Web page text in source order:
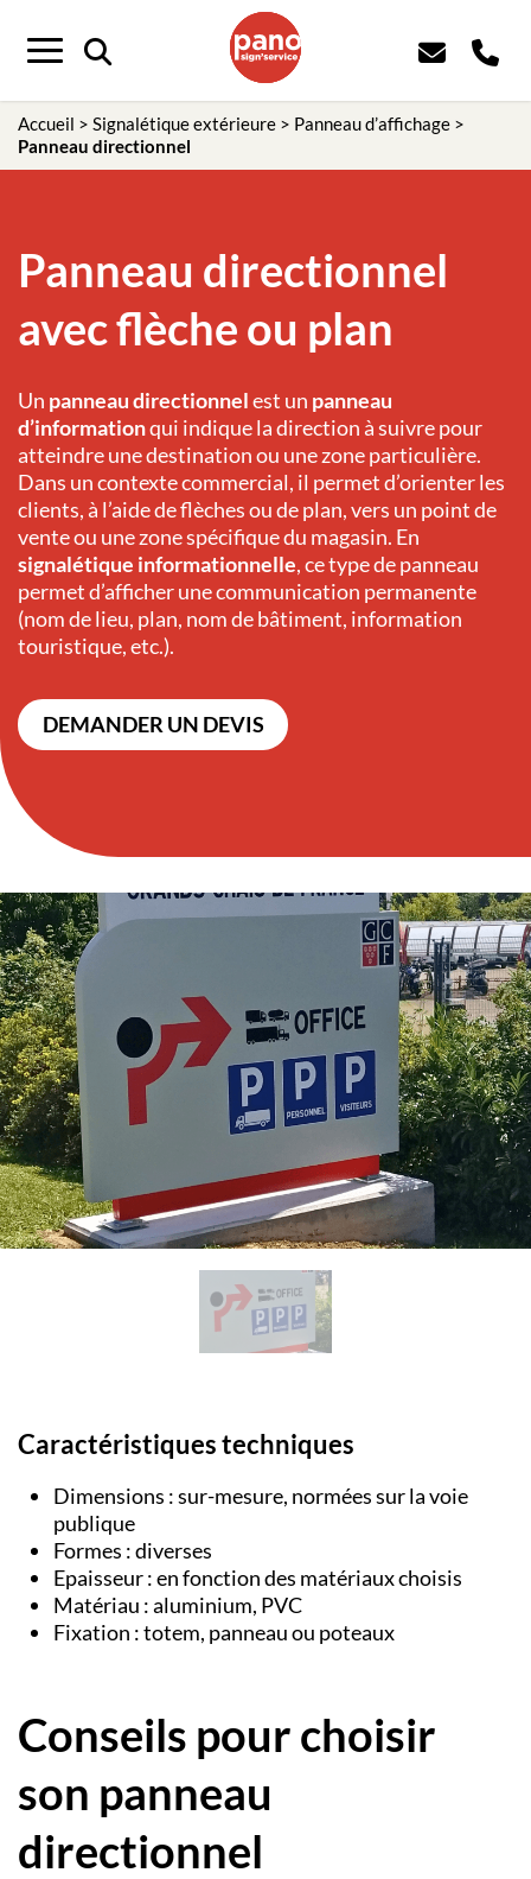
Menu
Accueil > Signalétique extérieure > Panneau d’affichage >
Panneau directionnel
Panneau directionnel
avec flèche ou plan
Un panneau directionnelest un panneau
d’informationqui indique la direction à suivre pour
atteindre une destination ou une zone particulière.
Dans un contexte commercial, il permet d’orienter les
clients, à l’aide de flèches ou de plan, vers un point de
vente ou une zone spécifique du magasin. En
signalétique informationnelle, ce type de panneau
permet d’afficher une communication permanente
(nom de lieu, plan, nom de bâtiment, information
touristique, etc.).
DEMANDER UN DEVIS
Caractéristiques techniques
Dimensions : sur-mesure, normées sur la voie
publique
Formes : diverses
Epaisseur : en fonction des matériaux choisis
Matériau : aluminium, PVC
Fixation : totem, panneau ou poteaux
Conseils pour choisir
son panneau
directionnel